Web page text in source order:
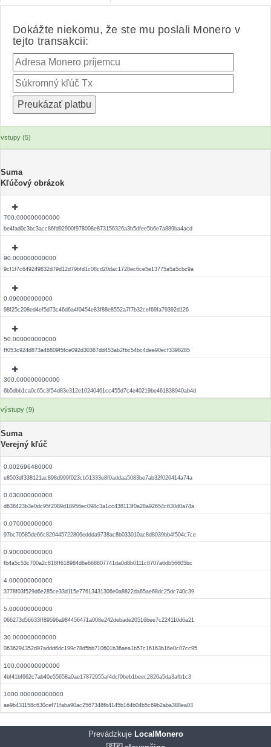
Dokážte niekomu, že ste mu poslali Monero v
tejto transakcii:
vstupy (5)
Suma
Kľúčový obrázok
700.000000000000
be4fad0c3bc3acc86fd92900f978008e873156326a3b5dfee5b6e7a889ba4acd
90.000000000000
9cf1f7c649249832d79d12d79bfd1c08cd20dac1728ec6ce5e13775a5a5cbc9a
0.090000000000
98f25c208ed4ef5d73c46d6a4f0454e83f88e8552a7f7b32cef69fa79392d126
50.000000000000
ff053c924d873a46809f5fce092d30367dd453ab2fbc54bc4dee90ecf3398285
300.000000000000
6b5dbb1ca0c65c3f54d83e312e10240461cc455d7c4e40219be461838940ab4d
výstupy (9)
Suma
Verejný kľúč
0.002696480000
e8503df338121ac898d999f023cb51333e8f0addaa5083be7ab32f026414a74a
0.030000000000
d638423b3e0dc95f2089d18956ec098c3a1cc438113f0a28a92654c630d0a74a
0.070000000000
97bc70585de66c820445722806eddda9738ac8b033010ac8d8039bb4f504c7ce
0.900000000000
fb4a5c53c700a2c818ff618984d6e668807741da0d8b0111c8707a6db56605bc
4.000000000000
3778f03f529d6e285ce33d115e77613431306e0a8822da65ae68dc25dc740c39
5.000000000000
066273d56633ff89596a984456471a008e242debade20516bee7c224110d6a21
30.000000000000
0636294352d97addd6dc199c78d5bb710601b36aea1b57c16163b16e0c07cc95
100.000000000000
4bf41bf662c7ab40e55658a0ae17872955af4dcf0beb1beec2826a5da3afb1c3
1000.000000000000
ae9b431158c630cef71faba90ac2567348fb4145b164b04b5c69b2aba388ea03
PrevádzkujeLocalMonero